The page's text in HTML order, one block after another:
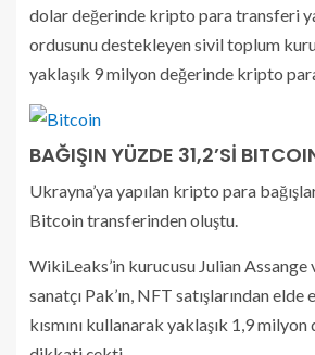
dolar değerinde kripto para transferi
ordusunu destekleyen sivil toplum
yaklaşık 9 milyon değerinde kripto
BAĞIŞIN YÜZDE 31,2’Sİ
Ukrayna’ya yapılan kripto para
Bitcoin transferinden oluştu.
WikiLeaks’in kurucusu Julian
sanatçı Pak’ın, NFT satışlarından
kısmını kullanarak yaklaşık 1,9 milyon